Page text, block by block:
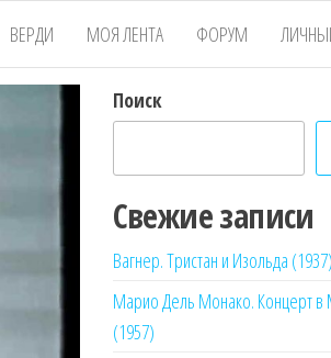
ВЕРДИ МОЯ ЛЕНТА ФОРУМ
Поиск
Свежие записи
Вагнер. Тристан и Изольда (1937)
Марио Дель Монако. Концерт в
(1957)